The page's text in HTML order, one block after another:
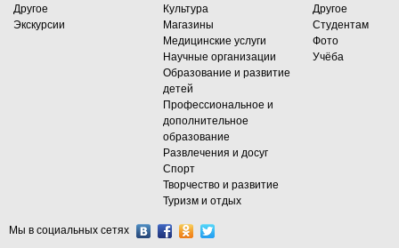
Другое
Экскурсии
Культура
Магазины
Медицинские услуги
Научные организации
Образование и развитие
детей
Профессиональное и
дополнительное
образование
Развлечения и досуг
Спорт
Творчество и развитие
Туризм и отдых
Другое
Студентам
Фото
Учёба
Мы в социальных сетях